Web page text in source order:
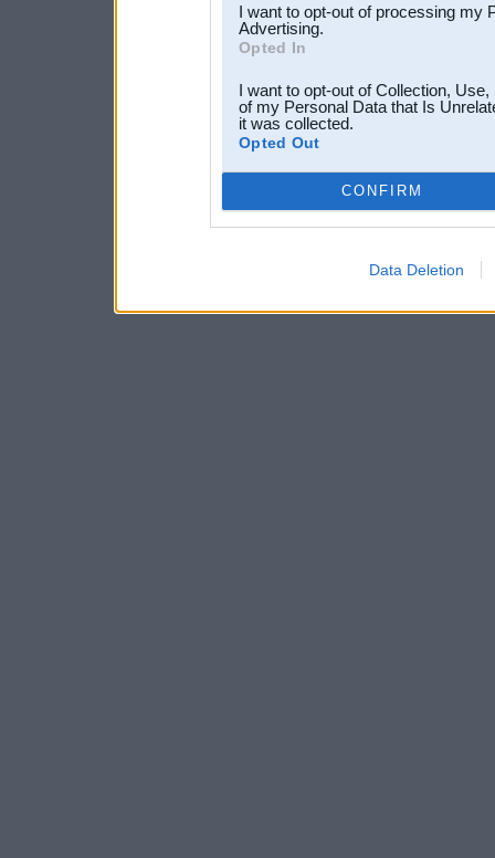
I want to opt-out of processing my
Advertising.
Opted In
I want to opt-out of Collection,
of my Personal Data that Is
it was collected.
Opted Out
CONFIRM
Data Deletion